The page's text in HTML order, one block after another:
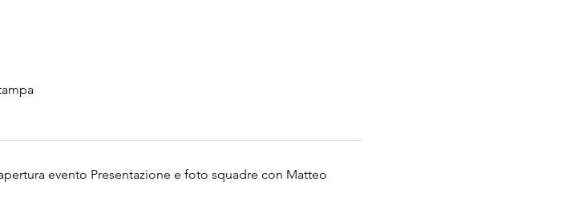
evento Presentazione e foto squadre con Matteo